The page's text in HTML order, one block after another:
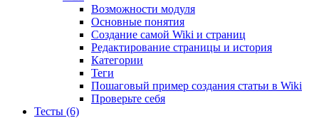
Возможности модуля
Основные понятия
Создание самой Wiki и страниц
Редактирование страницы и история
Категории
Теги
Пошаговый пример создания статьи в Wiki
Проверьте себя
Тесты (6)